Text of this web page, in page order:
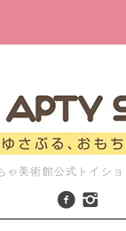
ゃ美術館公式トイシ